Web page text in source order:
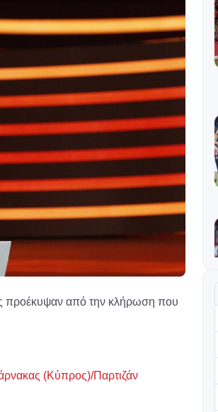
προέκυψαν από την κλήρωση που
(Κύπρος)/Παρτιζάν